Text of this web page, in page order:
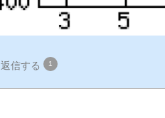
返信する 1